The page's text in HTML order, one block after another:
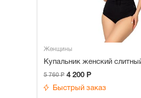
Женщины
Купальник женский
5 760 Р 4 200 Р
Быстрый заказ